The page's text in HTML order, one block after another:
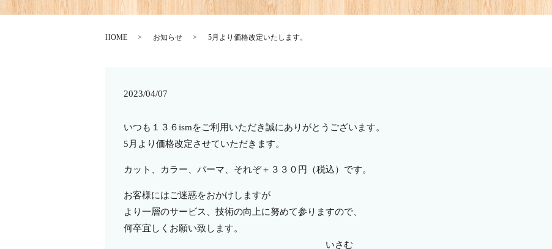
HOME お知らせ 5月より価格改定いたします。
2023/04/07
いつも１３６ismをご利用いただき誠にありがとうございます。
5月より価格改定させていただきます。
カット、カラー、パーマ、それぞ＋３３０円（税込）です。
お客様にはご迷惑をおかけしますが
より一層のサービス、技術の向上に努めて参りますので、
何卒宜しくお願い致します。
いさむ